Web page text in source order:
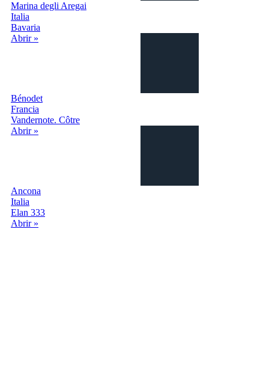
Marina degli Aregai
Italia
Bavaria
Abrir »
Bénodet
Francia
Vandernote. Côtre
Abrir »
Ancona
Italia
Elan 333
Abrir »